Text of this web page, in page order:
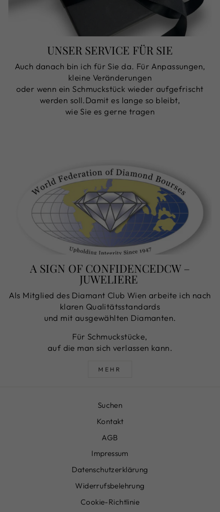
UNSER SERVICE FÜR SIE
Auch danach bin ich für Sie da. Für Anpassungen,
kleine Veränderungen
oder wenn ein Schmuckstück wieder aufgefrischt
werden soll.Damit es lange so bleibt,
wie Sie es gerne tragen
A SIGN OF CONFIDENCEDCW –
JUWELIERE
Als Mitglied des Diamant Club Wien arbeite ich nach
klaren Qualitätsstandards
und mit ausgewählten Diamanten.
Für Schmuckstücke,
auf die man sich verlassen kann.
MEHR
Suchen
Kontakt
AGB
Impressum
Datenschutzerklärung
Widerrufsbelehrung
Cookie-Richtlinie